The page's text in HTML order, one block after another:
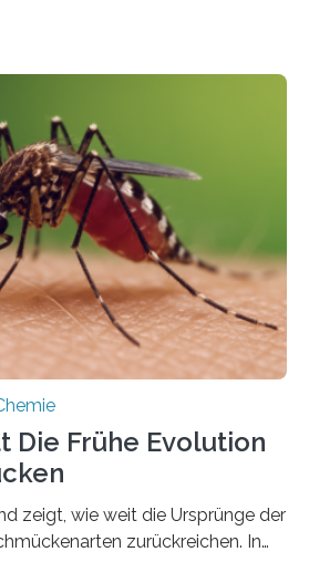
den komplexesten
von Millionen Jahren
sticht eine Gruppe heraus,
Natur vorkommt: die
Einige Arten
Zellfäden dichte Geflechte
Gestalt. Was auffällig ist: Die
Die Frühe Evolution
zeigt, wie weit die Ursprünge der
zurückreichen. In